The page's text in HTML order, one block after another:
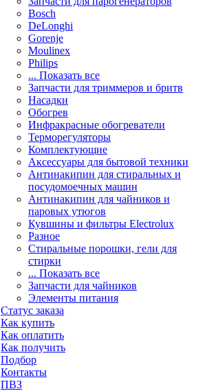
Bosch
DeLonghi
Gorenje
Moulinex
Philips
... Показать все
Запчасти для триммеров и бритв
Насадки
Обогрев
Инфракрасные обогреватели
Терморегуляторы
Комплектующие
Аксессуары для бытовой техники
Антинакипин для стиральных и
посудомоечных машин
Антинакипин для чайников и
паровых утюгов
Кувшины и фильтры Electrolux
Разное
Стиральные порошки, гели для
стирки
... Показать все
Запчасти для чайников
Элементы питания
Статус заказа
Как купить
Как оплатить
Как получить
Подбор
Контакты
ПВЗ